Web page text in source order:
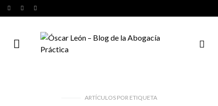
ARTÍCULOS PORETIQUETA